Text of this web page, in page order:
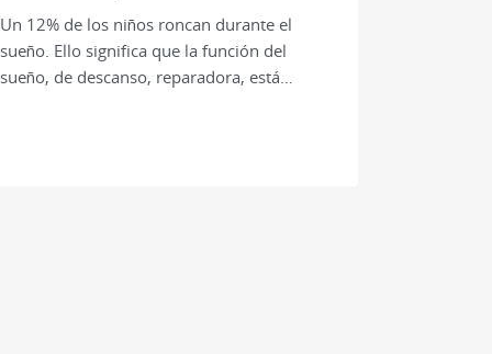
Un 12% de los niños roncan durante el
sueño. Ello significa que la función del
sueño, de descanso, reparadora, está…